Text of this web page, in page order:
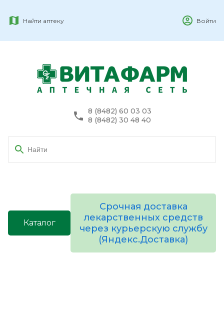
Найти аптеку Войти
8 (8482) 60 03 03
8 (8482) 30 48 40
Каталог
Срочная доставка
лекарственных средств
через курьерскую службу
(Яндекс.Доставка)